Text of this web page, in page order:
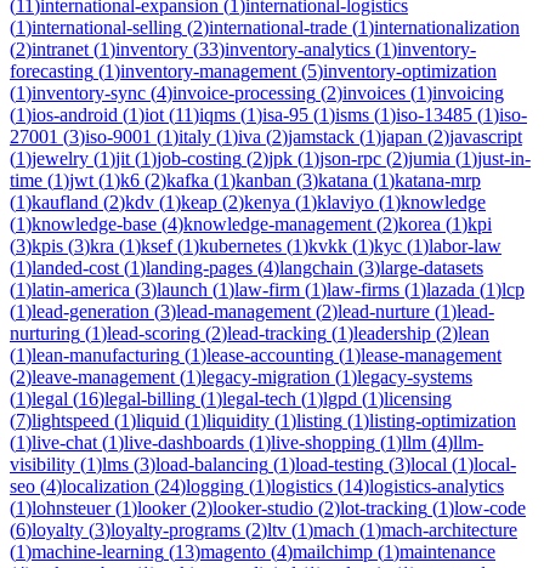
(11)international-expansion (1)international-logistics
(1)international-selling (2)international-trade (1)internationalization
(2)intranet (1)inventory (33)inventory-analytics (1)inventory-
forecasting (1)inventory-management (5)inventory-optimization
(1)inventory-sync (4)invoice-processing (2)invoices (1)invoicing
(1)ios-android (1)iot (11)iqms (1)isa-95 (1)isms (1)iso-13485 (1)iso-
27001 (3)iso-9001 (1)italy (1)iva (2)jamstack (1)japan (2)javascript
(1)jewelry (1)jit (1)job-costing (2)jpk (1)json-rpc (2)jumia (1)just-in-
time (1)jwt (1)k6 (2)kafka (1)kanban (3)katana (1)katana-mrp
(1)kaufland (2)kdv (1)keap (2)kenya (1)klaviyo (1)knowledge
(1)knowledge-base (4)knowledge-management (2)korea (1)kpi
(3)kpis (3)kra (1)ksef(1)kubernetes (1)kvkk (1)kyc (1)labor-law
(1)landed-cost (1)landing-pages (4)langchain (3)large-datasets
(1)latin-america (3)launch (1)law-firm (1)law-firms (1)lazada (1)lcp
(1)lead-generation (3)lead-management (2)lead-nurture (1)lead-
nurturing (1)lead-scoring (2)lead-tracking (1)leadership (2)lean
(1)lean-manufacturing (1)lease-accounting (1)lease-management
(2)leave-management (1)legacy-migration (1)legacy-systems
(1)legal (16)legal-billing (1)legal-tech (1)lgpd (1)licensing
(7)lightspeed (1)liquid (1)liquidity (1)listing (1)listing-optimization
(1)live-chat (1)live-dashboards (1)live-shopping (1)llm (4)llm-
visibility (1)lms (3)load-balancing (1)load-testing (3)local (1)local-
seo (4)localization (24)logging (1)logistics (14)logistics-analytics
(1)lohnsteuer(1)looker(2)looker-studio (2)lot-tracking (1)low-code
(6)loyalty (3)loyalty-programs (2)ltv (1)mach (1)mach-architecture
(1)machine-learning (13)magento (4)mailchimp (1)maintenance